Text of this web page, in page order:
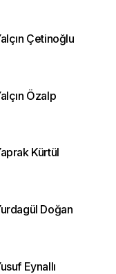
Çetinoğlu
Özalp
Kürtül
Doğan
Eynallı